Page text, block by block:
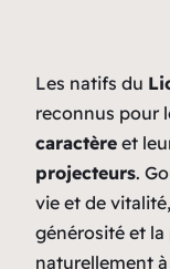
Les natifs du
reconnus pour
caractère et
projecteurs.
vie et de
générosité et
naturellement